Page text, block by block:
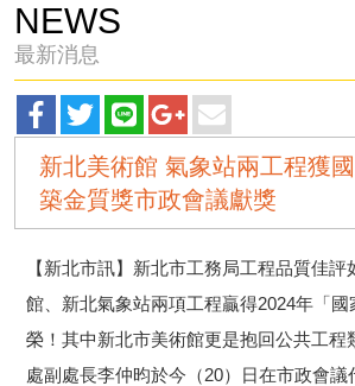
NEWS
最新消息
facebook
分
享
twitter
分
享
line
分
享
googleplus
分
享
main
分
享
新北美術館 氣象站兩工程獲
築金質獎市政會議獻獎
【新北市訊】新北市工務局工程品質佳
館、新北氣象站兩項工程贏得2024年「
榮！其中新北市美術館更是抱回公共工程
處副處長李仲昀於今（20）日在市政會議